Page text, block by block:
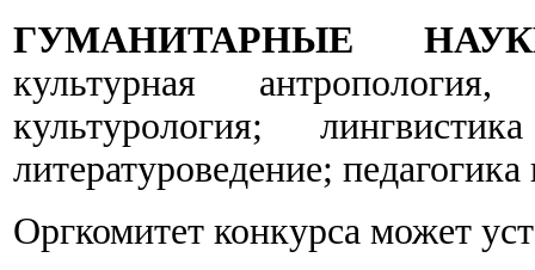
ГУМАНИТАРНЫЕ
культурная
культурология;
литературоведение;
Оргкомитет конкурса может